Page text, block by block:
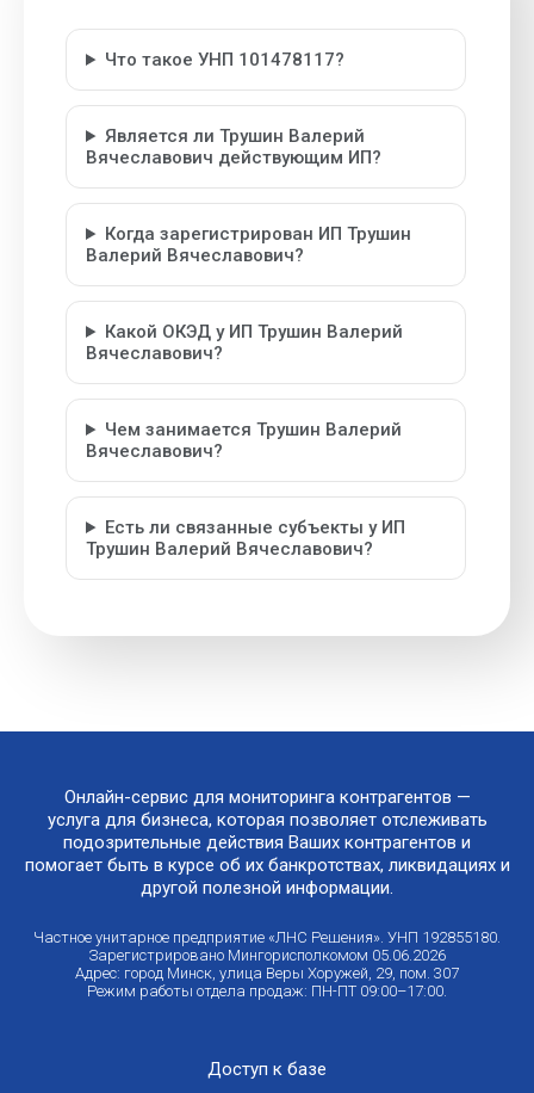
Что такое УНП 101478117?
Является ли Трушин Валерий
Вячеславович действующим ИП?
Когда зарегистрирован ИП Трушин
Валерий Вячеславович?
Какой ОКЭД у ИП Трушин Валерий
Вячеславович?
Чем занимается Трушин Валерий
Вячеславович?
Есть ли связанные субъекты у ИП
Трушин Валерий Вячеславович?
Онлайн-сервис для мониторинга контрагентов —
услуга для бизнеса, которая позволяет отслеживать
подозрительные действия Ваших контрагентов и
помогает быть в курсе об их банкротствах, ликвидациях и
другой полезной информации.
Частное унитарное предприятие «ЛНС Решения». УНП 192855180.
Зарегистрировано Мингорисполкомом 05.06.2026
Адрес: город Минск, улица Веры Хоружей, 29, пом. 307
Режим работы отдела продаж: ПН-ПТ 09:00–17:00.
Доступ к базе